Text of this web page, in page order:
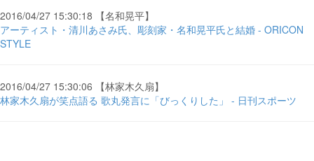
2016/04/27 15:30:18 【名和晃平】
アーティスト・清川あさみ氏、彫刻家・名和晃平氏と結婚 - ORICON
STYLE
2016/04/27 15:30:06 【林家木久扇】
林家木久扇が笑点語る 歌丸発言に「びっくりした」 - 日刊スポーツ